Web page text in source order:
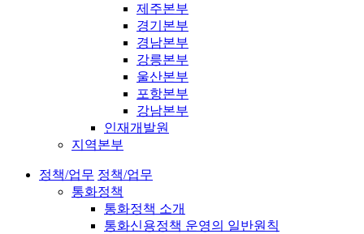
제주본부
경기본부
경남본부
강릉본부
울산본부
포항본부
강남본부
인재개발원
지역본부
정책/업무 정책/업무
통화정책
통화정책 소개
통화신용정책 운영의 일반원칙